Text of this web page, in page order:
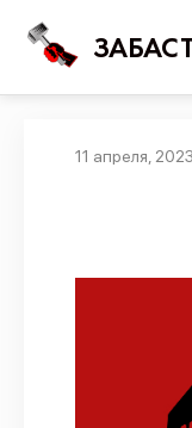
11 апреля, 2023